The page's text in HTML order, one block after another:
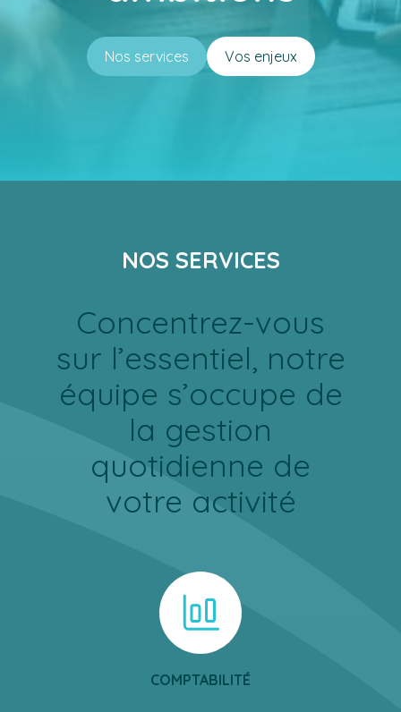
Nos services Vos enjeux
NOS SERVICES
Concentrez-vous
sur l’essentiel, notre
équipe s’occupe de
la gestion
quotidienne de
votre activité
COMPTABILITÉ